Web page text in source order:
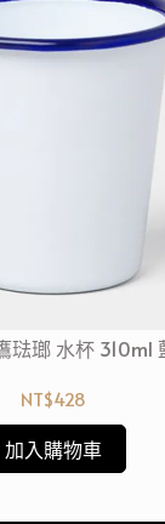
琺瑯 水杯 310ml
NT$428
加入購物車